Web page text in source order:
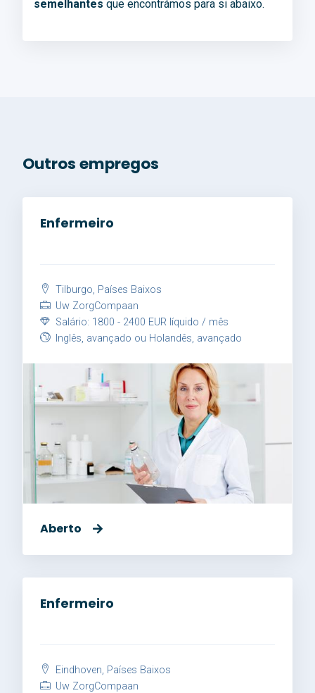
semelhantes que encontrámos para si abaixo.
Outros empregos
Enfermeiro
Tilburgo, Países Baixos
Uw ZorgCompaan
Salário: 1800 - 2400 EUR líquido / mês
Inglês, avançado ou Holandês, avançado
Aberto
Enfermeiro
Eindhoven, Países Baixos
Uw ZorgCompaan